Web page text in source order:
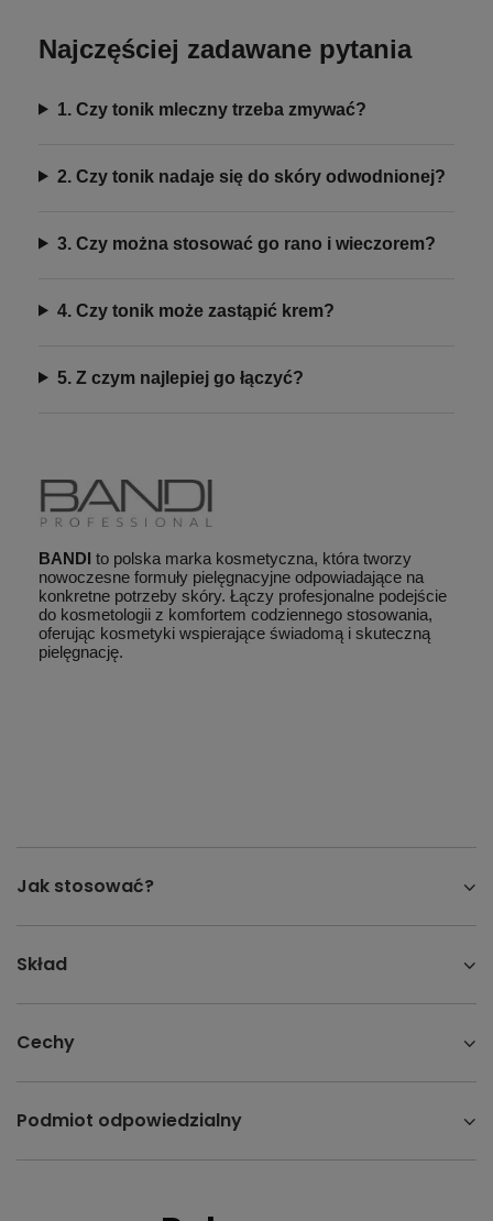
Najczęściej zadawane pytania
1. Czy tonik mleczny trzeba zmywać?
2. Czy tonik nadaje się do skóry odwodnionej?
3. Czy można stosować go rano i wieczorem?
4. Czy tonik może zastąpić krem?
5. Z czym najlepiej go łączyć?
BANDI to polska marka kosmetyczna, która tworzy
nowoczesne formuły pielęgnacyjne odpowiadające na
konkretne potrzeby skóry. Łączy profesjonalne podejście
do kosmetologii z komfortem codziennego stosowania,
oferując kosmetyki wspierające świadomą i skuteczną
pielęgnację.
Jak stosować?
Skład
Cechy
Podmiot odpowiedzialny